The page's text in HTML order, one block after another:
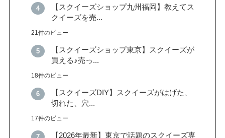
【スクイーズショップ九州福岡】教えてス
クイーズを売...
21件のビュー
【スクイーズショップ東京】スクイーズが
買える♪売っ...
18件のビュー
【スクイーズDIY】スクイーズがはげた、
切れた、穴...
17件のビュー
【2026年最新】東京で話題のスクイーズ専